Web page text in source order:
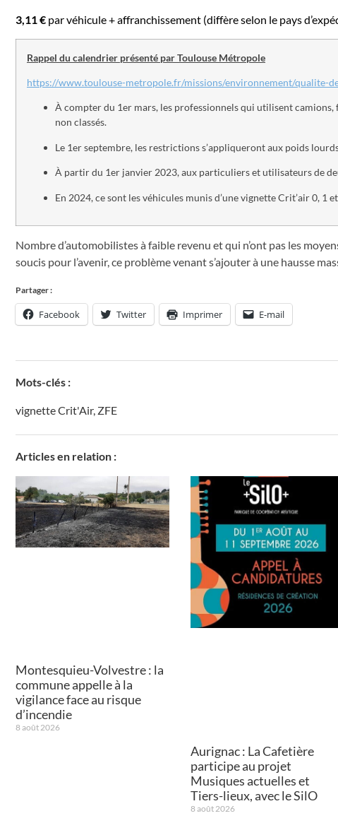
3,11 € par véhicule + affranchissement (diffère selon le pays
Rappel du calendrier présenté par Toulouse Métropole
https://www.toulouse-metropole.fr/missions/environnement/qualite-
À compter du 1er mars, les professionnels qui utilisent
non classés.
Le 1er septembre, les restrictions s’appliqueront aux poids
À partir du 1er janvier 2023, aux particuliers et utilisateurs de
En 2024, ce sont les véhicules munis d’une vignette Crit’air 0,
Nombre d’automobilistes à faible revenu et qui n’ont pas les
soucis pour l’avenir, ce problème venant s’ajouter à une hausse
Partager :
Facebook Twitter Imprimer E-mail
Mots-clés :
vignette Crit'Air, ZFE
Articles en relation :
Montesquieu-Volvestre : la
commune appelle à la
vigilance face au risque
d’incendie
8 août 2026
Aurignac : La Cafetière
participe au projet
Musiques actuelles et
Tiers-lieux, avec le SilO
8 août 2026